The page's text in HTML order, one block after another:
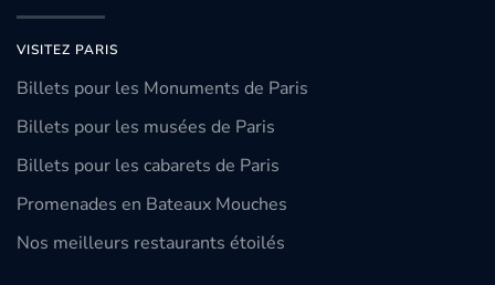
VISITEZ PARIS
Billets pour les Monuments de Paris
Billets pour les musées de Paris
Billets pour les cabarets de Paris
Promenades en Bateaux Mouches
Nos meilleurs restaurants étoilés